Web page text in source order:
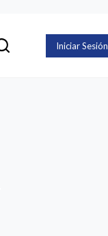
Iniciar Sesión